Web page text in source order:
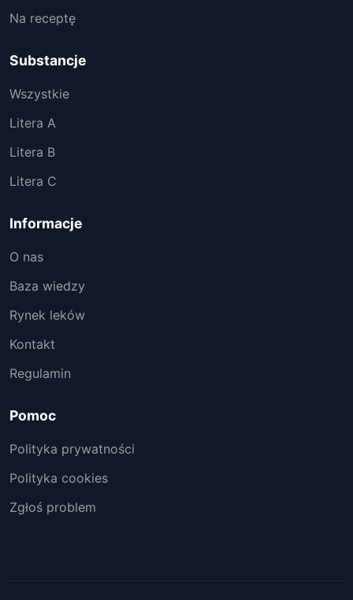
Na receptę
Substancje
Wszystkie
Litera A
Litera B
Litera C
Informacje
O nas
Baza wiedzy
Rynek leków
Kontakt
Regulamin
Pomoc
Polityka prywatności
Polityka cookies
Zgłoś problem